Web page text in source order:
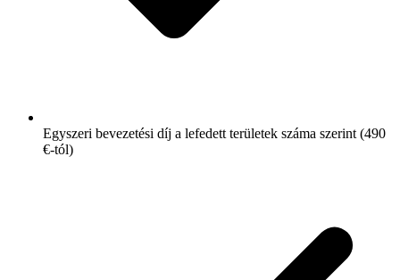
Egyszeri bevezetési díj a lefedett területek száma szerint (490
€-tól)